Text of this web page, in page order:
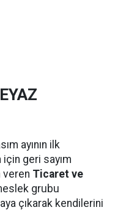
ayının ilk
için geri sayım
veren Ticaret ve
grubu
çıkarak kendilerini